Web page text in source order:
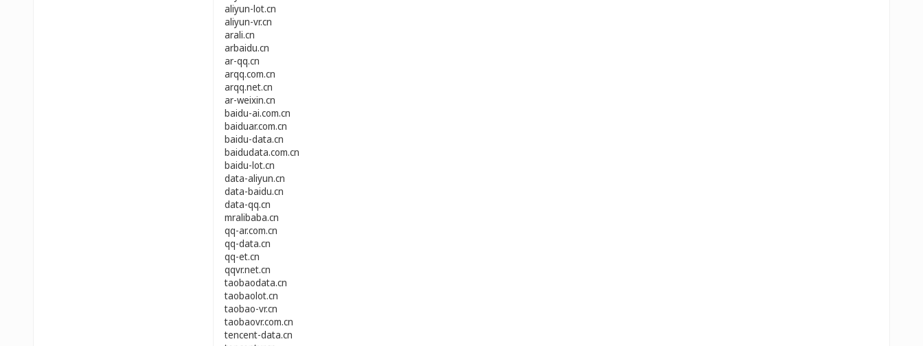
aliyun-lot.cn
aliyun-vr.cn
arali.cn
arbaidu.cn
ar-qq.cn
arqq.com.cn
arqq.net.cn
ar-weixin.cn
baidu-ai.com.cn
baiduar.com.cn
baidu-data.cn
baidudata.com.cn
baidu-lot.cn
data-aliyun.cn
data-baidu.cn
data-qq.cn
mralibaba.cn
qq-ar.com.cn
qq-data.cn
qq-et.cn
qqvr.net.cn
taobaodata.cn
taobaolot.cn
taobao-vr.cn
taobaovr.com.cn
tencent-data.cn